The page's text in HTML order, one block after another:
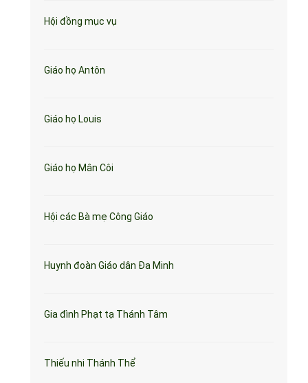
Hội đồng mục vụ
Giáo họ Antôn
Giáo họ Louis
Giáo họ Mân Côi
Hội các Bà mẹ Công Giáo
Huynh đoàn Giáo dân Đa Minh
Gia đình Phạt tạ Thánh Tâm
Thiếu nhi Thánh Thể